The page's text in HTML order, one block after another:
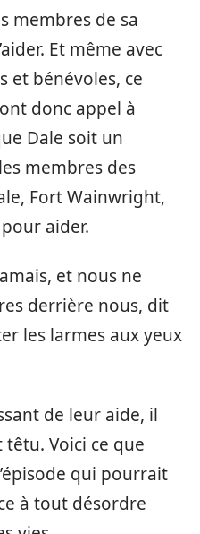
membres de sa
Et même avec
et bénévoles, ce
donc appel à
Dale soit un
membres des
Fort Wainwright,
aider.
et nous ne
derrière nous, dit
les larmes aux yeux
de leur aide, il
Voici ce que
qui pourrait
à tout désordre